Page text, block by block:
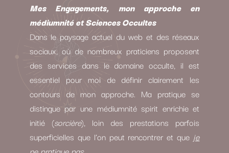
Mes Engagements, mon approche en
médiumnité et Sciences Occultes
Dans le paysage actuel du web et des réseaux
sociaux, où de nombreux praticiens proposent
des services dans le domaine occulte, il est
essentiel pour moi de définir clairement les
contours de mon approche. Ma pratique se
distingue par une médiumnité spirit enrichie et
initié (sorcière), loin des prestations parfois
superficielles que l’on peut rencontrer et que je